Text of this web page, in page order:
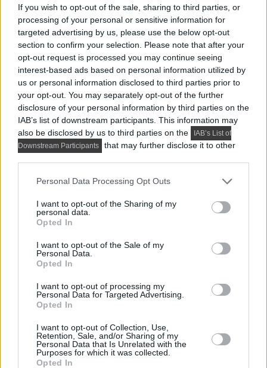
If you wish to opt-out of the sale, sharing to third parties, or
processing of your personal or sensitive information for
targeted advertising by us, please use the below opt-out
section to confirm your selection. Please note that after your
opt-out request is processed you may continue seeing
interest-based ads based on personal information utilized by
us or personal information disclosed to third parties prior to
your opt-out. You may separately opt-out of the further
disclosure of your personal information by third parties on the
IAB’s list of downstream participants. This information may
also be disclosed by us to third parties on the
IAB’s List of
Downstream Participants
that may further disclose it to other
Please note that this website/app uses one or more Google
not limited to your visit or usage behaviour. You may click to
grant or deny consent to Google and its third-party tags to
use your data for below specified purposes in below Google
consent section.
Personal Data Processing Opt Outs
I want to opt-out of the Sharing of my
personal data.
Opted In
I want to opt-out of the Sale of my
Personal Data.
Opted In
I want to opt-out of processing my
Personal Data for Targeted Advertising.
Opted In
I want to opt-out of Collection, Use,
Retention, Sale, and/or Sharing of my
Personal Data that Is Unrelated with the
Purposes for which it was collected.
Opted In
további cikkekkis lakás berendezése témában